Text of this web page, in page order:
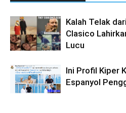
Kalah Telak
Clasico
Lucu
Ini Profil Kiper
Espanyol